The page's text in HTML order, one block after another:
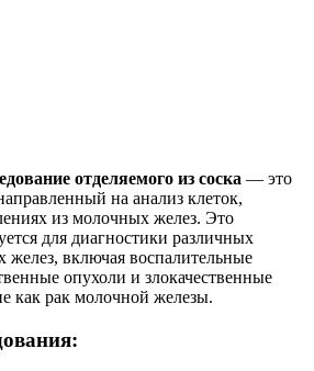
отделяемого из соска — это
на анализ клеток,
из молочных желез. Это
для диагностики различных
желез, включая воспалительные
опухоли и злокачественные
как рак молочной железы.